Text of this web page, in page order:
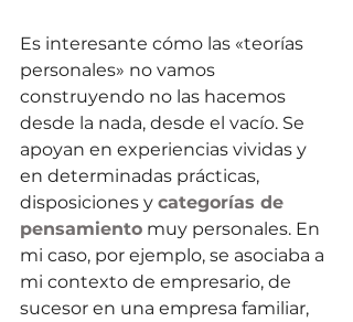
Es interesante cómo las «teorías
personales» no vamos
construyendo no las hacemos
desde la nada, desde el vacío. Se
apoyan en experiencias vividas y
en determinadas prácticas,
disposiciones y categorías de
pensamiento muy personales. En
mi caso, por ejemplo, se asociaba a
mi contexto de empresario, de
sucesor en una empresa familiar,